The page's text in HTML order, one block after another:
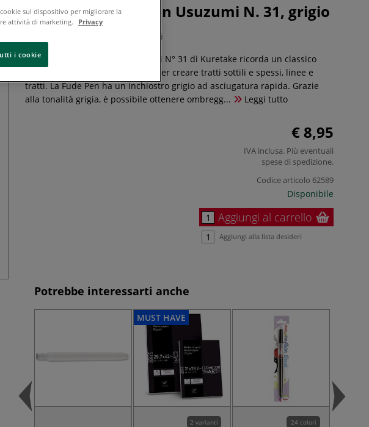
Kuretake - Fude Pen Usuzumi N. 31, grigio
0 recensioni
La punta della Fude Pen Usuzumi N° 31 di Kuretake ricorda un classico
pennello da calligrafia. È ideale per creare tratti sottili e spessi, linee e
tratti. La Fude Pen ha un inchiostro grigio ad asciugatura rapida. Grazie
alla tonalità grigia, è possibile ottenere ombregg...
Leggi tutto
€ 8,95
IVA inclusa. Più eventuali
spese di spedizione.
Codice articolo 62589
Disponibile
Aggiungi al carrello
Aggiungi alla lista desideri
Potrebbe interessarti anche
MUST HAVE
2 varianti 24 colori
sul dispositivo per migliorare la
attività di marketing.
Privacy
i cookie